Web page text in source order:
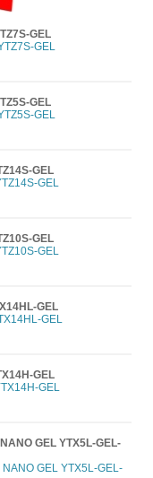
GEL
GEL
GEL
GEL
GEL
GEL
GEL YTX5L-GEL-